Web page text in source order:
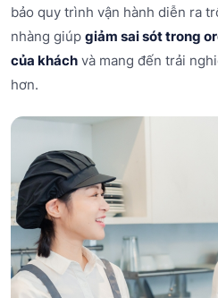
bảo quy trình vận hành diễn ra
nhàng giúp giảm sai sót trong
của khách và mang đến trải
hơn.